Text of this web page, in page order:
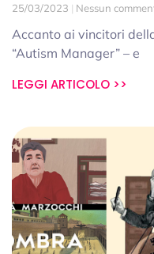
25/03/2023 Nessun
Accanto ai vincitori
“Autism Manager” – e
LEGGI ARTICOLO >>